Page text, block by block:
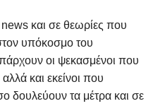
news και σε θεωρίες που
υπόκοσμο του
οι ψεκασμένοι που
και εκείνοι που
δουλεύουν τα μέτρα και σε